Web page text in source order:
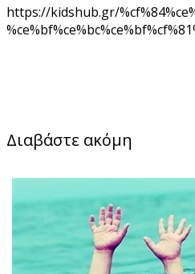
https://kidshub.gr/
Διαβάστε ακόμη